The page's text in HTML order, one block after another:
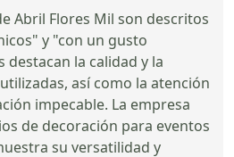
Abril Flores Mil son descritos
y "con un gusto
destacan la calidad y la
así como la atención
impecable. La empresa
de decoración para eventos
su versatilidad y